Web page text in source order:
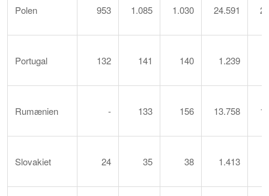
Polen 953 1.085 1.030 24.591
Portugal 132 141 140 1.239
Rumænien - 133 156 13.758
Slovakiet 24 35 38 1.413